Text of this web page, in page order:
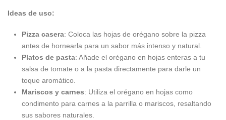
Ideas de uso:
Pizza casera: Coloca las hojas de orégano sobre la pizza
antes de hornearla para un sabor más intenso y natural.
Platos de pasta: Añade el orégano en hojas enteras a tu
salsa de tomate o a la pasta directamente para darle un
toque aromático.
Mariscos y carnes: Utiliza el orégano en hojas como
condimento para carnes a la parrilla o mariscos, resaltando
sus sabores naturales.